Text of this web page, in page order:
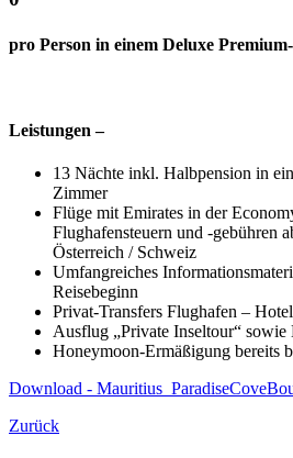
pro Person in einem Deluxe
Leistungen –
13 Nächte inkl. Halbpension in
Zimmer
Flüge mit Emirates in der
Flughafensteuern und -gebühren
Österreich / Schweiz
Umfangreiches
Reisebeginn
Privat-Transfers Flughafen –
Ausflug „Private Inseltour“
Honeymoon-Ermäßigung bereits
Download -
Zurück